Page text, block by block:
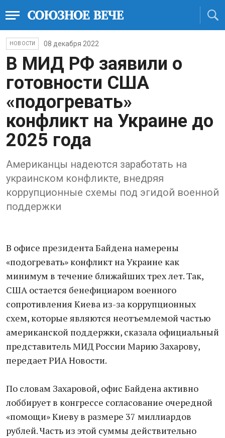
НОВОСТИ 08 декабря 2022
В МИД РФ заявили о
готовности США
«подогревать»
конфликт на Украине до
2025 года
Американцы надеются заработать на
украинском конфликте, внедряя
коррупционные схемы под эгидой военной
поддержки
В офисе президента Байдена намерены
«подогревать» конфликт на Украине как
минимум в течение ближайших трех лет. Так,
США остается бенефициаром военного
сопротивления Киева из-за коррупционных
схем, которые являются неотъемлемой частью
американской поддержки, сказала официальный
представитель МИД России Марию Захарову,
передает РИА Новости.
По словам Захаровой, офис Байдена активно
лоббирует в конгрессе согласование очередной
«помощи» Киеву в размере 37 миллиардов
рублей. Часть из этой суммы действительно